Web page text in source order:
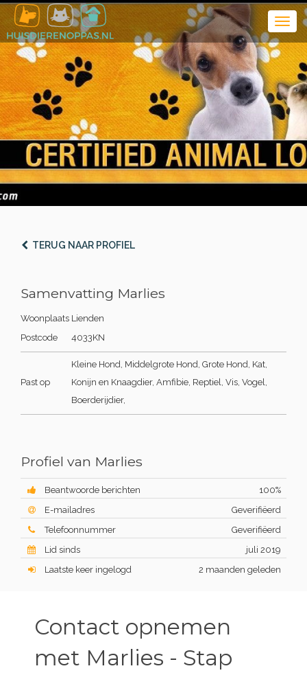
TERUG NAAR PROFIEL
Samenvatting Marlies
Woonplaats Lienden
Postcode
4033KN
Past op
Kleine Hond, Middelgrote Hond, Grote Hond, Kat,
Konijn en Knaagdier, Amfibie, Reptiel, Vis, Vogel,
Boerderijdier,
Profiel van Marlies
Beantwoorde berichten
100%
E-mailadres
Geverifiëerd
Telefoonnummer
Geverifiëerd
Lid sinds
juli 2019
Laatste keer ingelogd
2 maanden geleden
Contact opnemen
met Marlies - Stap